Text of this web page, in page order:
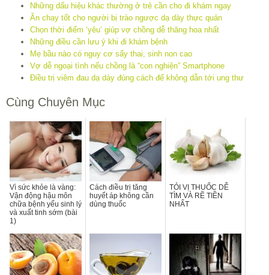
Những dấu hiệu khác thường ở trẻ cần cho đi khám ngay
Ăn chay tốt cho người bị trào ngược dạ dày thực quản
Chọn thời điểm ‘yêu’ giúp vợ chồng dễ thăng hoa nhất
Những điều cần lưu ý khi đi khám bệnh
Mẹ bầu nào có nguy cơ sẩy thai, sinh non cao
Vợ dễ ngoại tình nếu chồng là “con nghiện” Smartphone
Điều trị viêm đau dạ dày đúng cách để không dẫn tới ung thư
Cùng Chuyên Mục
Vì sức khỏe là vàng:
Vận động hậu môn
chữa bệnh yếu sinh lý
và xuất tinh sớm (bài
1)
Cách điều trị tăng
huyết áp không cần
dùng thuốc
TỎI VỊ THUỐC DỄ
TÌM VÀ RẼ TIỀN
NHẤT